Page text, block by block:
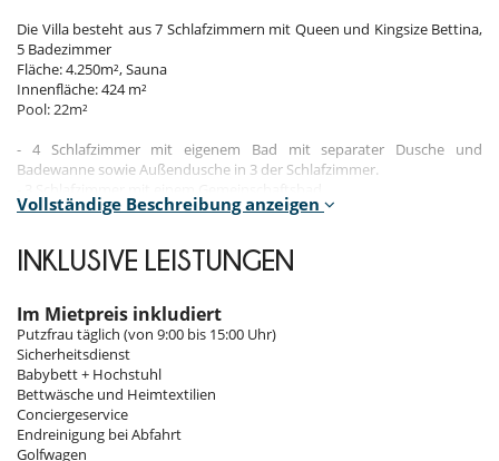
Die Villa besteht aus 7 Schlafzimmern mit Queen und Kingsize Bettina,
5 Badezimmer
Fläche: 4.250m², Sauna
Innenfläche: 424 m²
Pool: 22m²
- 4 Schlafzimmer mit eigenem Bad mit separater Dusche und
Badewanne sowie Außendusche in 3 der Schlafzimmer.
- Villa Thalie mit 7 Schlafzimmern bietet Platz für bis zu 18 Personen.
- 324 m2 Wohnfläche auf einem Grundstück von 4200 m2 mit Veranda
und tropischen Gärten.
- Die 4 Suiten verfügen über einen 32-Zoll-LCD-Bildschirm mit
Satellitenkanälen: Mauritius-Parabel und lokale Kanäle.
- Das Wohnzimmer verfügt über einen großen 50-Zoll-
Plasmabildschirm mit Satellitenkanälen: Mauritius-Gleichnis, lokale
Sender, ein Heimkinosystem und ein DVD-Player von Blue Ray.
- Eine vollkommen ausgestatteteKüche und eine weitere Küche und
eine Wäscherei.
Vollständige Beschreibung anzeigen
INKLUSIVE LEISTUNGEN
Im Mietpreis inkludiert
Putzfrau täglich (von 9:00 bis 15:00 Uhr)
Sicherheitsdienst
Babybett + Hochstuhl
Bettwäsche und Heimtextilien
Conciergeservice
Endreinigung bei Abfahrt
Golfwagen